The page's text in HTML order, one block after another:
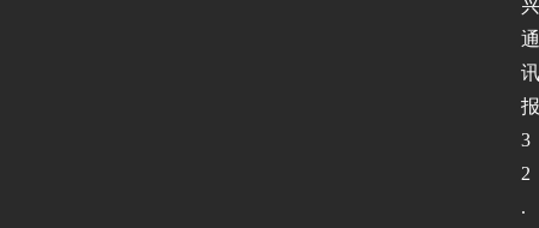
兴
通
讯
报
3
2
.